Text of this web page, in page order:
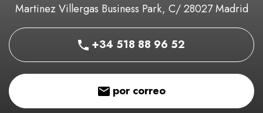
Martinez Villergas Business Park, C/ 28027 Madrid
+34 518 88 96 52
por correo